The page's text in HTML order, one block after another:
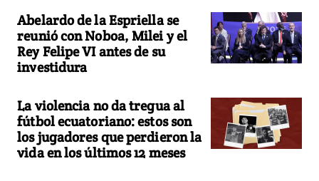
Abelardo de la Espriella se
reunió con Noboa, Milei y el
Rey Felipe VI antes de su
investidura
La violencia no da tregua al
fútbol ecuatoriano: estos son
los jugadores que perdieron la
vida en los últimos 12 meses